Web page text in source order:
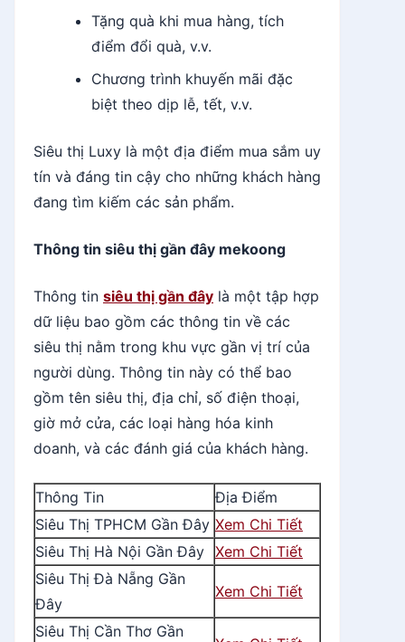
Tặng quà khi mua hàng, tích
điểm đổi quà, v.v.
Chương trình khuyến mãi đặc
biệt theo dịp lễ, tết, v.v.
Siêu thị Luxy là một địa điểm mua sắm uy
tín và đáng tin cậy cho những khách hàng
đang tìm kiếm các sản phẩm.
Thông tin siêu thị gần đây mekoong
Thông tin siêu thị gần đây là một tập hợp
dữ liệu bao gồm các thông tin về các
siêu thị nằm trong khu vực gần vị trí của
người dùng. Thông tin này có thể bao
gồm tên siêu thị, địa chỉ, số điện thoại,
giờ mở cửa, các loại hàng hóa kinh
doanh, và các đánh giá của khách hàng.
Thông Tin
Địa Điểm
Siêu Thị TPHCM Gần Đây Xem Chi Tiết
Siêu Thị Hà Nội Gần Đây Xem Chi Tiết
Siêu Thị Đà Nẵng Gần
Đây
Xem Chi Tiết
Siêu Thị Cần Thơ Gần